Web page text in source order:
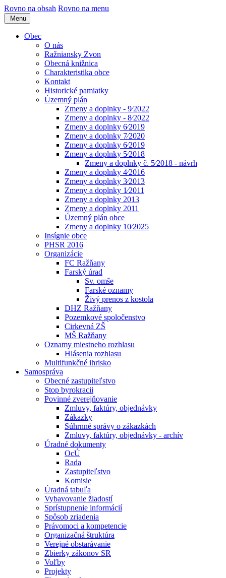
Rovno na obsah Rovno na menu
Menu
Obec
O nás
Ražniansky Zvon
Obecná knižnica
Charakteristika obce
Kontakt
Historické pamiatky
Územný plán
Zmeny a doplnky - 9⁄2022
Zmeny a doplnky - 8⁄2022
Zmeny a doplnky 6⁄2019
Zmeny a doplnky 7⁄2020
Zmeny a doplnky 6⁄2019
Zmeny a doplnky 5⁄2018
Zmeny a doplnky č. 5⁄2018 - návrh
Zmeny a doplnky 4⁄2016
Zmeny a doplnky 3⁄2013
Zmeny a doplnky 1⁄2011
Zmeny a doplnky 2013
Zmeny a doplnky 2011
Územný plán obce
Zmeny a doplnky 10⁄2025
Insígnie obce
PHSR 2016
Organizácie
FC Ražňany
Farský úrad
Sv. omše
Farské oznamy
Živý prenos z kostola
DHZ Ražňany
Pozemkové spoločenstvo
Cirkevná ZŠ
MŠ Ražňany
Oznamy miestneho rozhlasu
Hlásenia rozhlasu
Multifunkčné ihrisko
Samospráva
Obecné zastupiteľstvo
Stop byrokracii
Povinné zverejňovanie
Zmluvy, faktúry, objednávky
Zákazky
Súhrnné správy o zákazkách
Zmluvy, faktúry, objednávky - archív
Úradné dokumenty
OcÚ
Rada
Zastupiteľstvo
Komisie
Úradná tabuľa
Vybavovanie žiadostí
Sprístupnenie informácií
Spôsob zriadenia
Právomoci a kompetencie
Organizačná štruktúra
Verejné obstarávanie
Zbierky zákonov SR
Voľby
Projekty